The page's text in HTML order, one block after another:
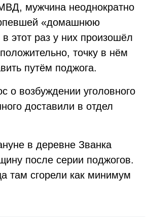
мужчина неоднократно
«домашнюю
этот раз у них произошёл
точку в нём
путём поджога.
о возбуждении уголовного
доставили в отдел
в деревне Званка
после серии поджогов.
там сгорели как минимум